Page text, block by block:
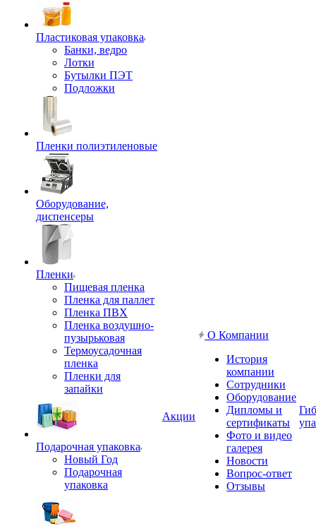
Пластиковая упаковка
Банки, ведро
Лотки
Бутылки ПЭТ
Подложки
Пленки полиэтиленовые
Оборудование,
диспенсеры
Пленки
Пищевая пленка
Пленка для паллет
Пленка ПВХ
Пленка воздушно-
пузырьковая
Термоусадочная
пленка
Пленки для
запайки
Подарочная упаковка
Новый Год
Подарочная
упаковка
Акции
О Компании
История
компании
Сотрудники
Оборудование
Дипломы и
сертификаты
Фото и видео
галерея
Новости
Вопрос-ответ
Отзывы